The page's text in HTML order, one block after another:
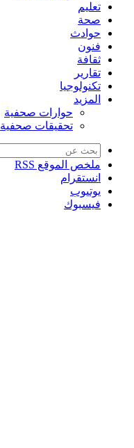
تعليم
صحة
حوادث
فنون
ثقافة
تقارير
تكنولوجيا
المزيد
حوارات صحفية
تحقيقات صحفية
ملخص الموقع RSS
انستقرام
يوتيوب
فيسبوك